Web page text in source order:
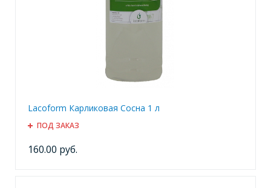
Lacoform Карликовая Сосна 1 л
ПОД ЗАКАЗ
160.00 руб.